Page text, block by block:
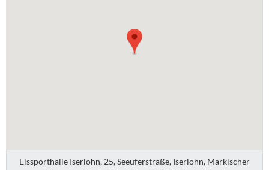
Eissporthalle Iserlohn, 25, Seeuferstraße, Iserlohn, Märkischer